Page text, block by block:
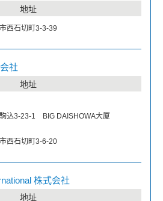
地址
西石切町3-3-39
社
地址
込3-23-1 BIG DAISHOWA大厦
西石切町3-6-20
株式会社
地址